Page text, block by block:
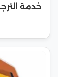
خدمة